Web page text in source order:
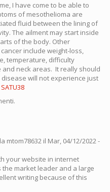
I have come to be able to
of mesothelioma are
fluid between the lining of
The ailment may start inside
of the body. Other
include weight-loss,
temperature, difficulty
neck areas. It really should
will not experience just
SATU38
mtom78632 il Mar, 04/12/2022 -
your website in internet
market leader and a large
writing because of this